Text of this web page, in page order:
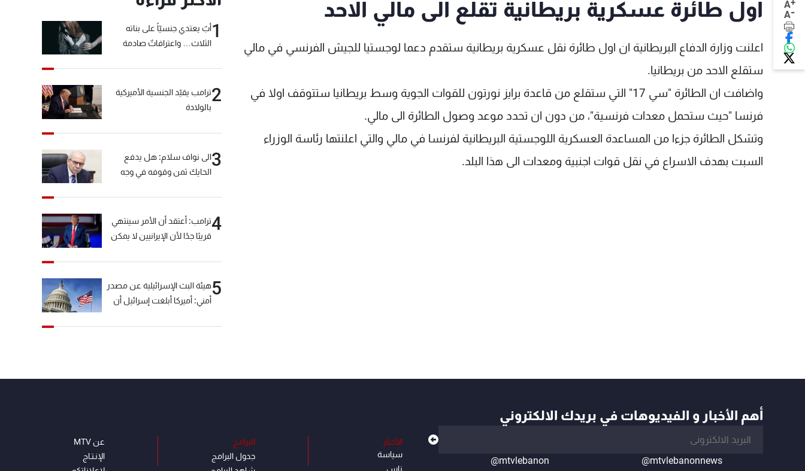
A
A- اول طائرة عسكرية بريطانية تقلع الى مالي الاحد
اعلنت وزارة الدفاع البريطانية ان اول طائرة نقل عسكرية بريطانية ستقدم دعما لوجستيا للجيش الفرنسي في مالي
ستقلع الاحد من بريطانيا.
واضافت ان الطائرة "سي 17" التي ستقلع من قاعدة برايز نورتون للقوات الجوية وسط بريطانيا ستتوقف اولا في
فرنسا "حيث ستحمل معدات فرنسية"، من دون ان تحدد موعد وصول الطائرة الى مالي.
وتشكل الطائرة جزءا من المساعدة العسكرية اللوجستية البريطانية لفرنسا في مالي والتي اعلنتها رئاسة الوزراء
السبت بهدف الاسراع في نقل قوات اجنبية ومعدات الى هذا البلد.
1أبٌ يعتدي جنسيّاً على بناته
الثلاث… واعترافاتٌ صادمة
2ترامب يقيّد الجنسية الأميركية
بالولادة
3الى نواف سلام: هل يدفع
الحايك ثمن وقوفه في وجه
4ترامب: أعتقد أن الأمر سينتهي
قريبًا جدًا لأن الإيرانيين لا يمكن
5هيئة البث الإسرائيلية عن مصدر
أمني: أميركا أبلغت إسرائيل أن
أهم الأخبار و الفيديوهات في بريدك الالكتروني
@mtvlebanonnews
@mtvlebanon
الأخبار
سياسة
ناس
البرامج
جدول البرامج
عن MTV
الإنـتـاج